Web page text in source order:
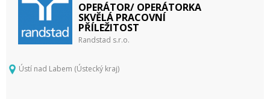
OPERÁTOR/ OPERÁTORKA
SKVĚLÁ PRACOVNÍ
PŘÍLEŽITOST
Randstad s.r.o.
Ústí nad Labem (Ústecký kraj)